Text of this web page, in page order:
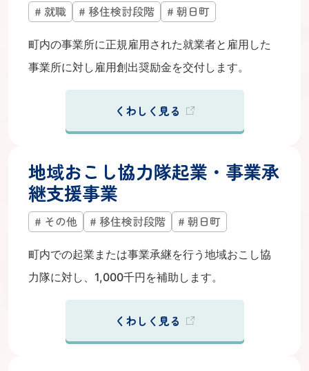
就職 移住検討段階 朝日町
町内の事業所に正規雇用された就業者と雇用した
事業所に対し雇用創出奨励金を交付します。
くわしく見る
地域おこし協力隊起業・事業承
継支援事業
その他 移住検討段階 朝日町
町内での起業または事業承継を行う地域おこし協
力隊に対し、1,000千円を補助します。
くわしく見る